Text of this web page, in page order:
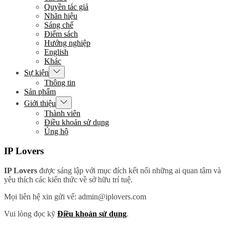
Quyền tác giả
Nhãn hiệu
Sáng chế
Điểm sách
Hướng nghiệp
English
Khác
Sự kiện
Show
sub
menu
Thông tin
Sản phẩm
Giới thiệu
Show
sub
menu
Thành viên
Điều khoản sử dụng
Ủng hộ
IP Lovers
IP Lovers được sáng lập với mục đích kết nối những ai quan tâm và
yêu thích các kiến thức về sở hữu trí tuệ.
Mọi liên hệ xin gửi vể: admin@iplovers.com
Vui lòng đọc kỹ Điều khoản sử dụng.